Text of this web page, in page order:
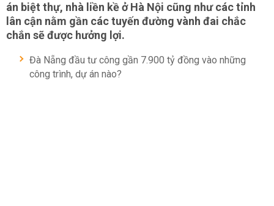
án biệt thự, nhà liền kề ở Hà Nội cũng như các tỉnh
lân cận nằm gần các tuyến đường vành đai chắc
chắn sẽ được hưởng lợi.
Đà Nẵng đầu tư công gần 7.900 tỷ đồng vào những
công trình, dự án nào?